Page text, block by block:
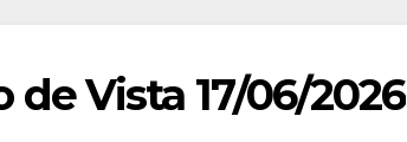
de Vista 17/06/2026